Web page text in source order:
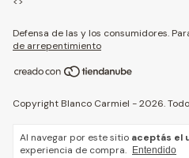
Al navegar por este sitio aceptás el
experiencia de compra.
Entendido
Defensa de las y los consumidores.
de arrepentimiento
Copyright Blanco Carmiel - 2026.